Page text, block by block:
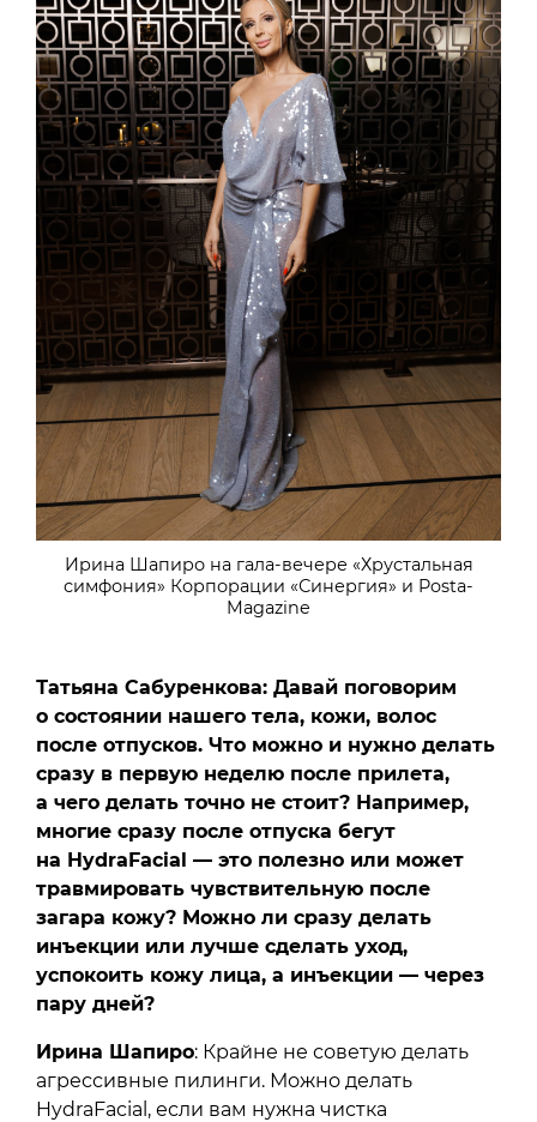
Ирина Шапиро на гала-вечере «Хрустальная
симфония» Корпорации «Синергия» и Posta-
Magazine
Татьяна Сабуренкова: Давай поговорим
о состоянии нашего тела, кожи, волос
после отпусков. Что можно и нужно делать
сразу в первую неделю после прилета,
а чего делать точно не стоит? Например,
многие сразу после отпуска бегут
на HydraFacial — это полезно или может
травмировать чувствительную после
загара кожу? Можно ли сразу делать
инъекции или лучше сделать уход,
успокоить кожу лица, а инъекции — через
пару дней?
Ирина Шапиро: Крайне не советую делать
агрессивные пилинги. Можно делать
HydraFacial, если вам нужна чистка